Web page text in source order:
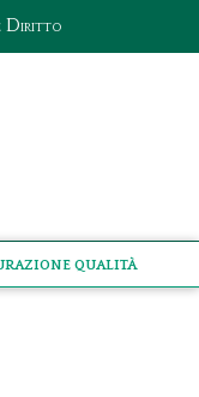
Diritto
qualità